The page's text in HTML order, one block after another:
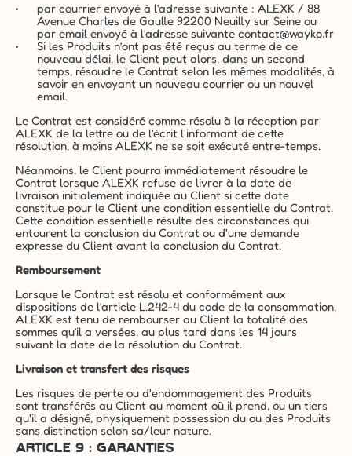
par courrier envoyé à l’adresse suivante : ALEXK / 88
Avenue Charles de Gaulle 92200 Neuilly sur Seine ou
par email envoyé à l’adresse suivante contact@wayko.fr
Si les Produits n’ont pas été reçus au terme de ce
nouveau délai, le Client peut alors, dans un second
temps, résoudre le Contrat selon les mêmes modalités, à
savoir en envoyant un nouveau courrier ou un nouvel
email.
Le Contrat est considéré comme résolu à la réception par
ALEXK de la lettre ou de l'écrit l'informant de cette
résolution, à moins ALEXK ne se soit exécuté entre-temps.
Néanmoins, le Client pourra immédiatement résoudre le
Contrat lorsque ALEXK refuse de livrer à la date de
livraison initialement indiquée au Client si cette date
constitue pour le Client une condition essentielle du Contrat.
Cette condition essentielle résulte des circonstances qui
entourent la conclusion du Contrat ou d'une demande
expresse du Client avant la conclusion du Contrat.
Remboursement
Lorsque le Contrat est résolu et conformément aux
dispositions de l’article L.242-4 du code de la consommation,
ALEXK est tenu de rembourser au Client la totalité des
sommes qu’il a versées, au plus tard dans les 14 jours
suivant la date de la résolution du Contrat.
Livraison et transfert des risques
Les risques de perte ou d'endommagement des Produits
sont transférés au Client au moment où il prend, ou un tiers
qu'il a désigné, physiquement possession du ou des Produits
sans distinction selon sa/leur nature.
ARTICLE 9 : GARANTIES